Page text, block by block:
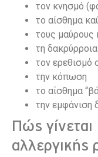
τον κνησμό
το αίσθημα
τους μαύρους
τη δακρύρροια
τον ερεθισμό
την κόπωση
το αίσθημα
την εμφάνιση
Πώς
αλλεργικής